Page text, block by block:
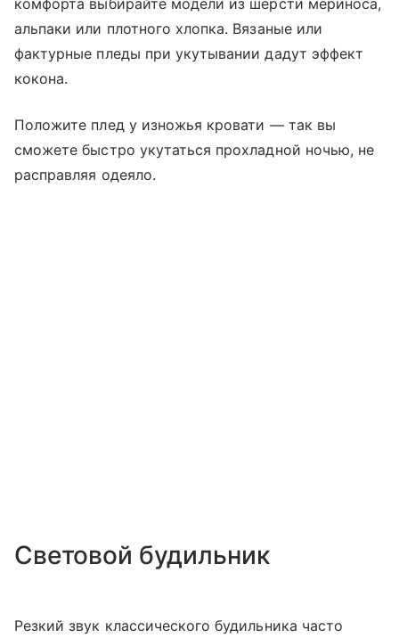
комфорта выбирайте модели из шерсти мериноса,
альпаки или плотного хлопка. Вязаные или
фактурные пледы при укутывании дадут эффект
кокона.
Положите плед у изножья кровати — так вы
сможете быстро укутаться прохладной ночью, не
расправляя одеяло.
Световой будильник
Резкий звук классического будильника часто